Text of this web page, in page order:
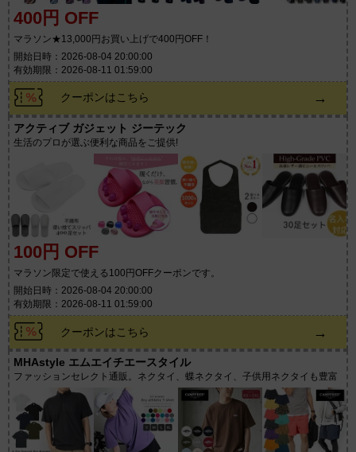
400円 OFF
マラソン★13,000円お買い上げで400円OFF！
開始日時：2026-08-04 20:00:00
有効期限：2026-08-11 01:59:00
クーポンはこちら →
アクティブ ガジェット ジーテック
生活のプロが選ぶ便利な商品をご提供!
100円 OFF
マラソン限定で使える100円OFFクーポンです。
開始日時：2026-08-04 20:00:00
有効期限：2026-08-11 01:59:00
クーポンはこちら →
MHAstyle エムエイチエースタイル
ファッションセレクト通販。ネクタイ、蝶ネクタイ、子供用ネクタイも豊富